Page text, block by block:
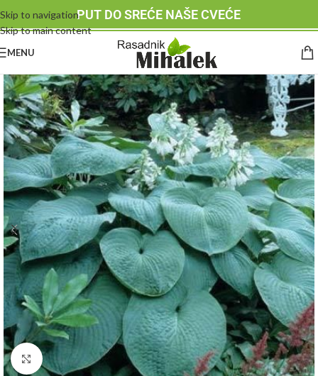
Skip to navigation
Skip to main content
PUT DO SREĆE NAŠE CVEĆE
MENU
Klknite da uvećate